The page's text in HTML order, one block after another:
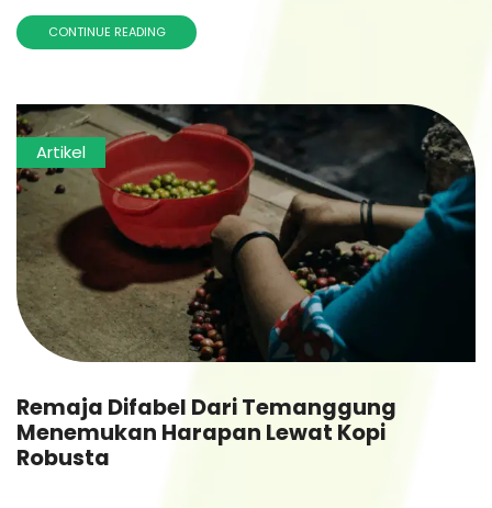
CONTINUE READING
Artikel
Remaja Difabel Dari Temanggung
Menemukan Harapan Lewat Kopi
Robusta